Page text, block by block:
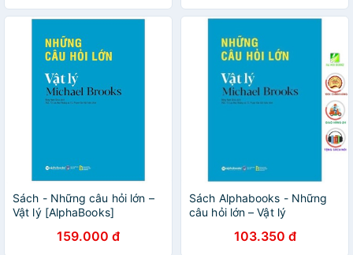
Sách - Những câu hỏi lớn –
Vật lý [AlphaBooks]
159.000 đ
Sách Alphabooks - Những
câu hỏi lớn – Vật lý
103.350 đ